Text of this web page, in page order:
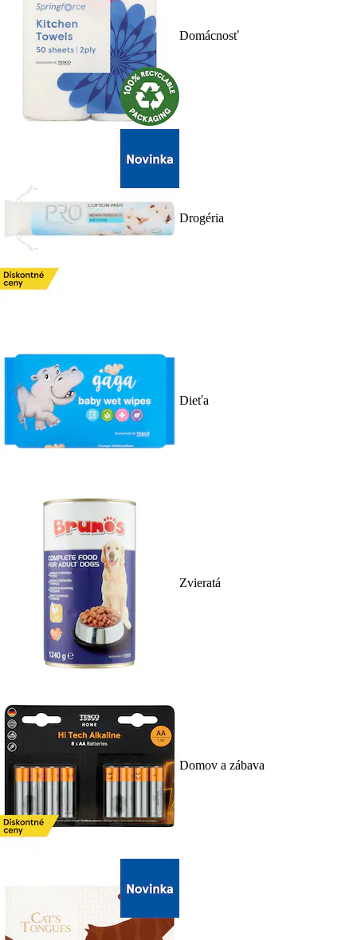
Domácnosť
Drogéria
Dieťa
Zvieratá
Domov a zábava